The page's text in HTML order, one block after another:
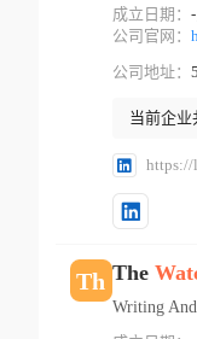
成立日期： -
公司官网：
公司地址：
当前企业
Th The
Writing